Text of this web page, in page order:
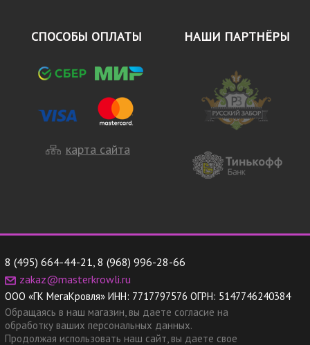
СПОСОБЫ ОПЛАТЫ
карта сайта
НАШИ ПАРТНЁРЫ
8 (495) 664-44-21 8 (968) 996-28-66
zakaz@masterkrowli.ru
ООО «ГК МегаКровля» ИНН: 7717797576 ОГРН: 5147746240384
Обращаясь в наш магазин, вы даете согласие на
обработку ваших персональных данных.
Продолжая использовать наш сайт, вы даете свое